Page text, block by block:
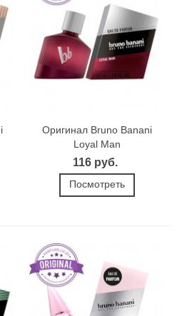
Оригинал Bruno Banani
Loyal Man
116 руб.
Посмотреть